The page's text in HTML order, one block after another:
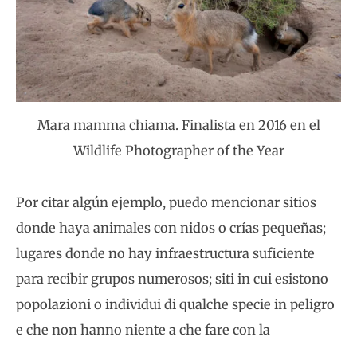
Mara mamma chiama. Finalista en 2016 en el
Wildlife Photographer of the Year
Por citar algún ejemplo, puedo mencionar sitios
donde haya animales con nidos o crías pequeñas;
lugares donde no hay infraestructura suficiente
para recibir grupos numerosos; siti in cui esistono
popolazioni o individui di qualche specie in peligro
e che non hanno niente a che fare con la